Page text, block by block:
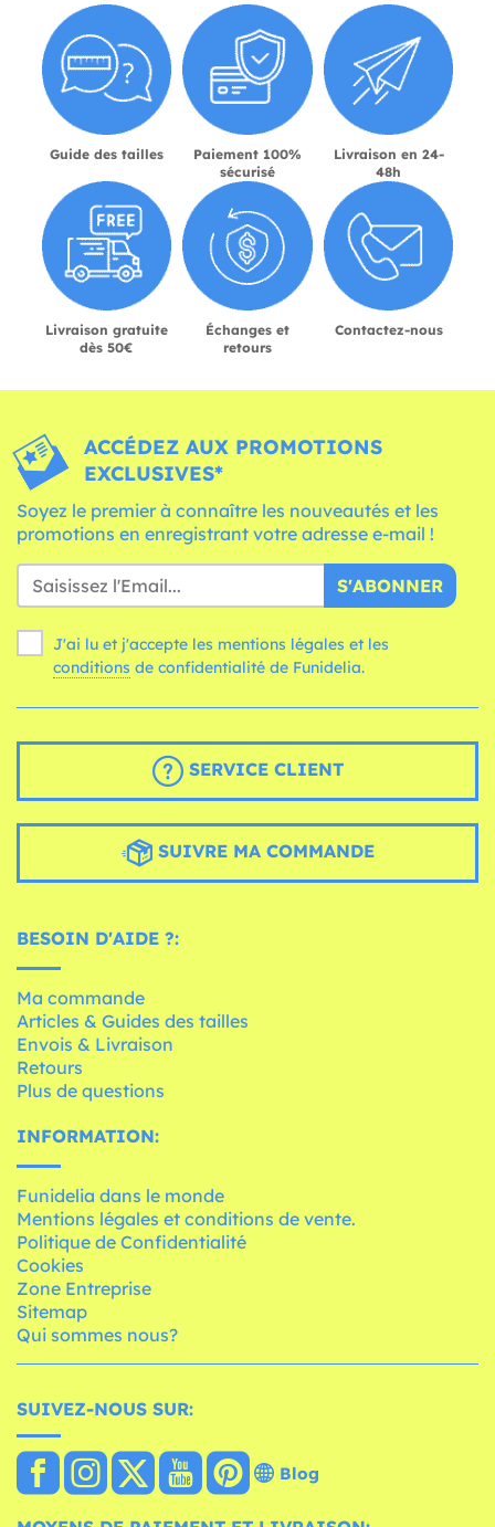
Guide des tailles
Paiement 100%
sécurisé
Livraison en 24-
48h
Livraison gratuite
dès 50€
Échanges et
retours
Contactez-nous
ACCÉDEZ AUX PROMOTIONS
EXCLUSIVES*
Soyez le premier à connaître les nouveautés et les
promotions en enregistrant votre adresse e-mail !
S'ABONNER
J'ai lu et j'accepte les mentions légales et les
conditions de confidentialité de Funidelia.
SERVICE CLIENT
SUIVRE MA COMMANDE
BESOIN D'AIDE ?:
Ma commande
Articles & Guides des tailles
Envois & Livraison
Retours
Plus de questions
INFORMATION:
Funidelia dans le monde
Mentions légales et conditions de vente.
Politique de Confidentialité
Cookies
Zone Entreprise
Sitemap
Qui sommes nous?
SUIVEZ-NOUS SUR:
Blog